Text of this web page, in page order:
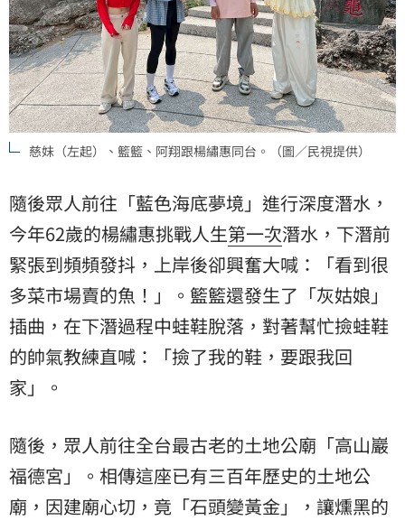
慈妹（左起）、籃籃、阿翔跟楊繡惠同台。（圖／民視提供）
隨後眾人前往「藍色海底夢境」進行深度潛水，
今年62歲的楊繡惠挑戰人生第一次潛水，下潛前
緊張到頻頻發抖，上岸後卻興奮大喊：「看到很
多菜市場賣的魚！」。籃籃還發生了「灰姑娘」
插曲，在下潛過程中蛙鞋脫落，對著幫忙撿蛙鞋
的帥氣教練直喊：「撿了我的鞋，要跟我回
家」。
隨後，眾人前往全台最古老的土地公廟「高山巖
福德宮」。相傳這座已有三百年歷史的土地公
廟，因建廟心切，竟「石頭變黃金」，讓燻黑的